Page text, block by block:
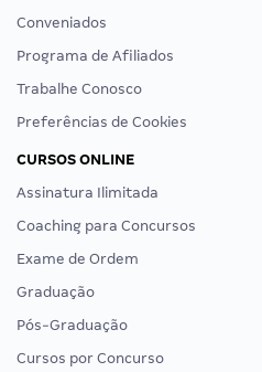
Conveniados
Programa de Afiliados
Trabalhe Conosco
Preferências de Cookies
CURSOS ONLINE
Assinatura Ilimitada
Coaching para Concursos
Exame de Ordem
Graduação
Pós-Graduação
Cursos por Concurso